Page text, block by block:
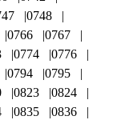
0748
0766
0767
0774
0776
0794
0795
0823
0824
0835
0836